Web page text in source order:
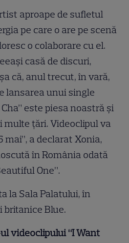
aproape de sufletul
pe care o are pe scenă
o colaborare cu el.
casă de discuri,
că, anul trecut, în vară,
lansarea unui single
este piesa noastră şi
multe ţări. Videoclipul va
mai”, a declarat Xonia,
în România odată
One”.
la Sala Palatului, în
britanice Blue.
videoclipului “I Want